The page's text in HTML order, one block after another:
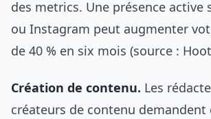
des metrics. Une présence active
ou Instagram peut augmenter
de 40 % en six mois (source :
Création de contenu. Les
créateurs de contenu demandent